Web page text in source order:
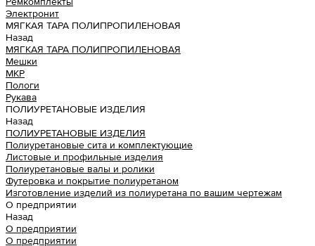
Электронит
МЯГКАЯ ТАРА ПОЛИПРОПИЛЕНОВАЯ
Назад
МЯГКАЯ ТАРА ПОЛИПРОПИЛЕНОВАЯ
Мешки
МКР
Пологи
Рукава
ПОЛИУРЕТАНОВЫЕ ИЗДЕЛИЯ
Назад
ПОЛИУРЕТАНОВЫЕ ИЗДЕЛИЯ
Полиуретановые сита и комплектующие
Листовые и профильные изделия
Полиуретановые валы и ролики
Футеровка и покрытие полиуретаном
Изготовление изделий из полиуретана по вашим чертежам
О предприятии
Назад
О предприятии
О предприятии